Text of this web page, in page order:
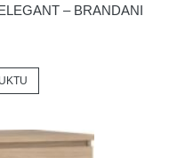
– BRANDANI